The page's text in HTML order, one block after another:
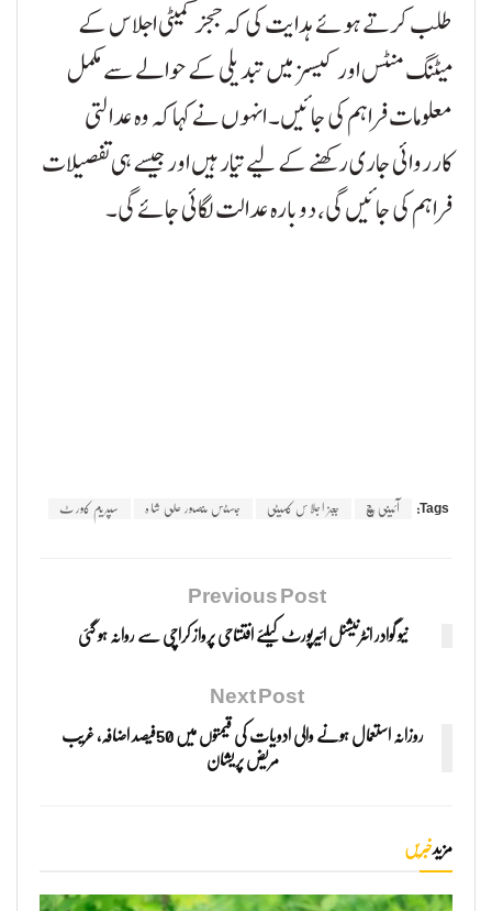
طلب کرتے ہوئے ہدایت کی کہ ججز کمیٹی اجلاس کے
میٹنگ منٹس اور کیسز میں تبدیلی کے حوالے سے مکمل
معلومات فراہم کی جائیں۔ انہوں نے کہا کہ وہ عدالتی
کارروائی جاری رکھنے کے لیے تیار ہیں اور جیسے ہی تفصیلات
فراہم کی جائیں گی، دوبارہ عدالت لگائی جائے گی۔
Tags: آئینی بنچ ججز اجلاس کمیٹی جسٹس منصور علی شاہ سپریم کورٹ
Previous Post
نیو گوادر انٹرنیشنل ائیرپورٹ کیلئے افتتاحی پرواز کراچی سے روانہ ہو گئی
Next Post
روزانہ استعمال ہونے والی ادویات کی قیمتوں میں 50فیصد اضافہ، غریب
مریض پریشان
مزیدخبریں